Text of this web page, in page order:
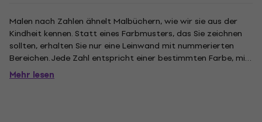
Malen nach Zahlen ähnelt Malbüchern, wie wir sie aus der
Kindheit kennen. Statt eines Farbmusters, das Sie zeichnen
sollten, erhalten Sie nur eine Leinwand mit nummerierten
Bereichen. Jede Zahl entspricht einer bestimmten Farbe, mit
der Sie den Bereich bemalen. Es ist ein Abenteuer, wenn aus
der ursprünglich farblosen Leinwand mit einigen Linien...
Mehr lesen